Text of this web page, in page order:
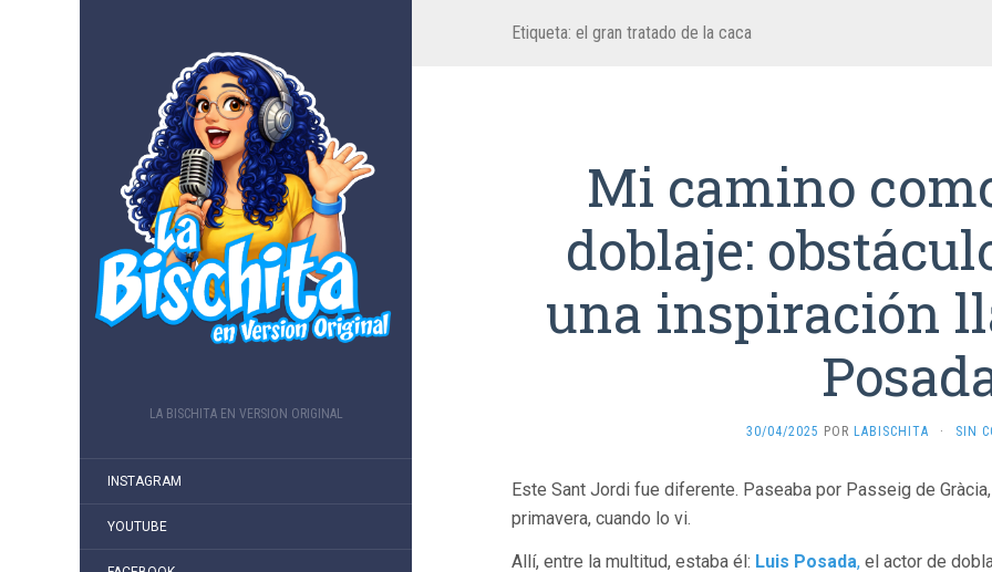
LA BISCHITA EN VERSION ORIGINAL
INSTAGRAM
YOUTUBE
Etiqueta: el gran tratado de la caca
Mi camino
doblaje:
una inspiración
30/04/2025 POR LABISCHITA · SIN
Este Sant Jordi fue diferente. Paseaba por Passeig de
primavera, cuando lo vi.
Allí, entre la multitud, estaba él: Luis Posada, el actor de